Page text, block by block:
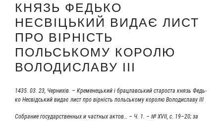
КНЯЗЬ ФЕДЬКО
НЕСВІЦЬКИЙ ВИДАЄ ЛИСТ
ПРО ВІРНІСТЬ
ПОЛЬСЬКОМУ КОРОЛЮ
ВОЛОДИСЛАВУ ІІІ
1435. 03. 23, Чер­ни­хів. – Кре­ме­не­ць­кий і брац­лавсь­кий ста­ро­ста князь Федь­
ко Несвідсь­кий видає лист про вір­ність польсь­ко­му коро­лю Воло­ди­сла­ву ІІІ
Собра­ние госу­дар­ствен­ных и част­ных актов… – Ч. 1. – № XVII, с. 19–20; за